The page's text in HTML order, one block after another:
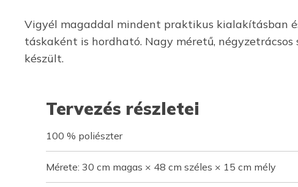
Vigyél magaddal mindent praktikus kialakításban
táskaként is hordható. Nagy méretű,
készült.
Tervezés részletei
100 % poliészter
Mérete: 30 cm magas × 48 cm széles × 15 cm mély